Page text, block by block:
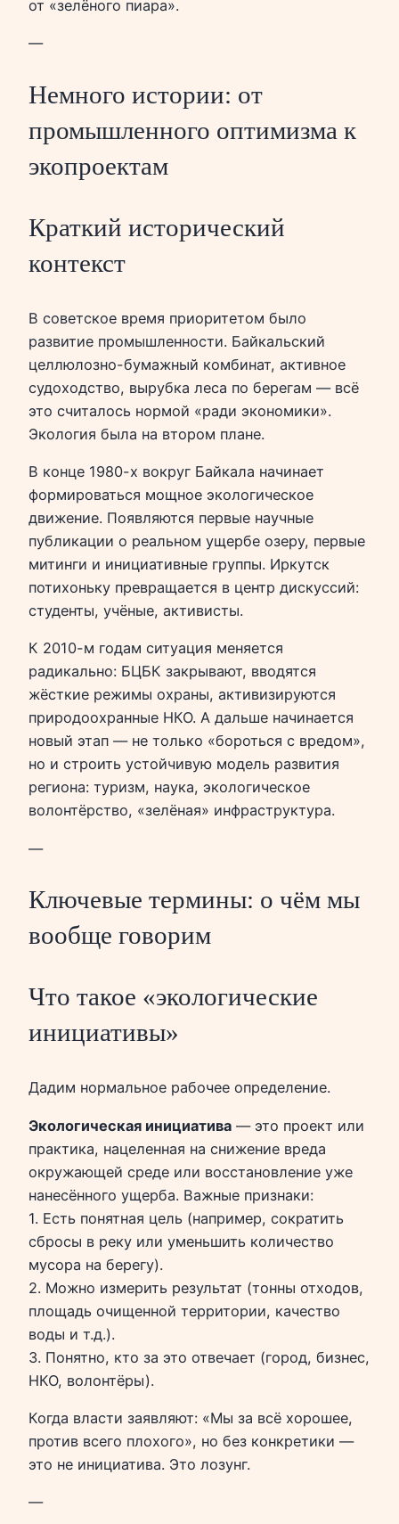
от «зелёного пиара».
—
Немного истории: от
промышленного оптимизма к
экопроектам
Краткий исторический
контекст
В советское время приоритетом было
развитие промышленности. Байкальский
целлюлозно-бумажный комбинат, активное
судоходство, вырубка леса по берегам — всё
это считалось нормой «ради экономики».
Экология была на втором плане.
В конце 1980-х вокруг Байкала начинает
формироваться мощное экологическое
движение. Появляются первые научные
публикации о реальном ущербе озеру, первые
митинги и инициативные группы. Иркутск
потихоньку превращается в центр дискуссий:
студенты, учёные, активисты.
К 2010-м годам ситуация меняется
радикально: БЦБК закрывают, вводятся
жёсткие режимы охраны, активизируются
природоохранные НКО. А дальше начинается
новый этап — не только «бороться с вредом»,
но и строить устойчивую модель развития
региона: туризм, наука, экологическое
волонтёрство, «зелёная» инфраструктура.
—
Ключевые термины: о чём мы
вообще говорим
Что такое «экологические
инициативы»
Дадим нормальное рабочее определение.
Экологическая инициатива — это проект или
практика, нацеленная на снижение вреда
окружающей среде или восстановление уже
нанесённого ущерба. Важные признаки:
1. Есть понятная цель (например, сократить
сбросы в реку или уменьшить количество
мусора на берегу).
2. Можно измерить результат (тонны отходов,
площадь очищенной территории, качество
воды и т.д.).
3. Понятно, кто за это отвечает (город, бизнес,
НКО, волонтёры).
Когда власти заявляют: «Мы за всё хорошее,
против всего плохого», но без конкретики —
это не инициатива. Это лозунг.
—